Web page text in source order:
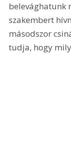
belevághatunk
szakembert
másodszor
tudja, hogy